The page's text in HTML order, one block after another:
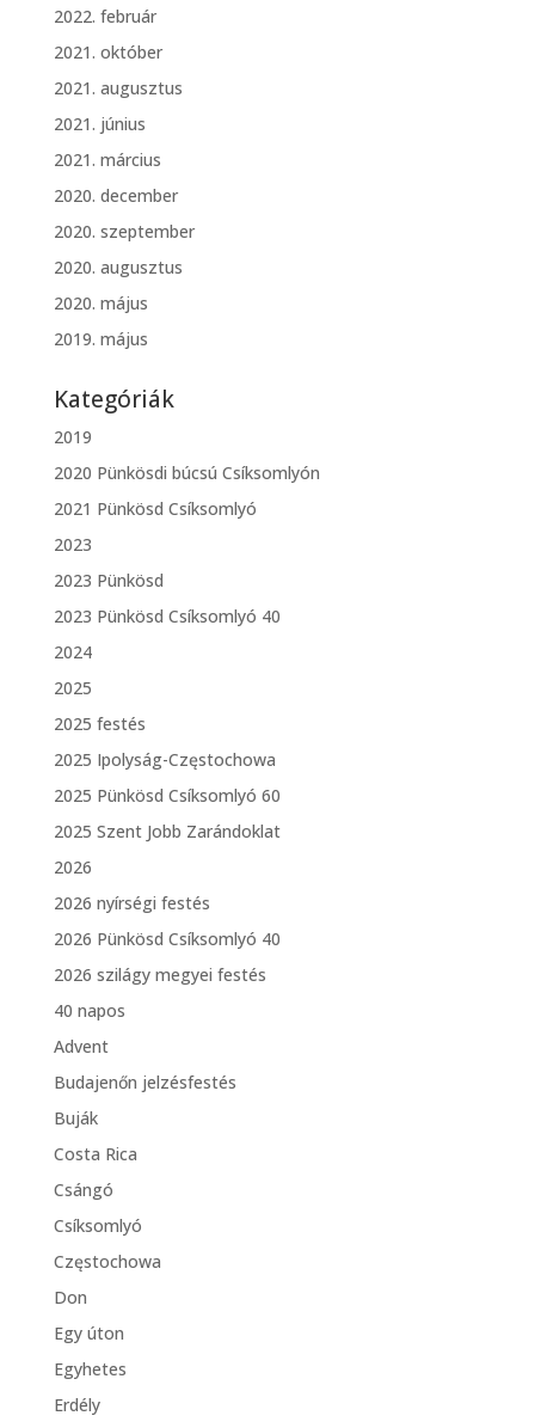
2022. február
2021. október
2021. augusztus
2021. június
2021. március
2020. december
2020. szeptember
2020. augusztus
2020. május
2019. május
Kategóriák
2019
2020 Pünkösdi búcsú Csíksomlyón
2021 Pünkösd Csíksomlyó
2023
2023 Pünkösd
2023 Pünkösd Csíksomlyó 40
2024
2025
2025 festés
2025 Ipolyság-Częstochowa
2025 Pünkösd Csíksomlyó 60
2025 Szent Jobb Zarándoklat
2026
2026 nyírségi festés
2026 Pünkösd Csíksomlyó 40
2026 szilágy megyei festés
40 napos
Advent
Budajenőn jelzésfestés
Buják
Costa Rica
Csángó
Csíksomlyó
Częstochowa
Don
Egy úton
Egyhetes
Erdély